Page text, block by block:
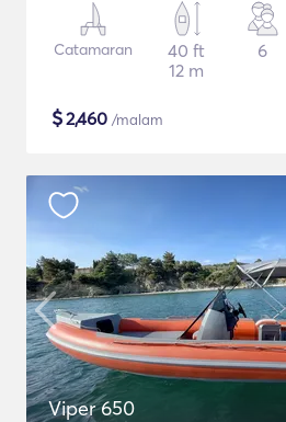
Catamaran
40 ft
12 m
6
$2,460 /malam
Viper 650